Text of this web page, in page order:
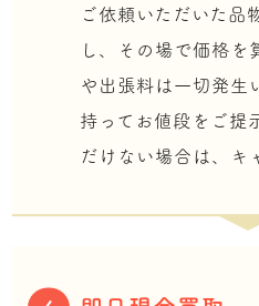
ご依頼いただいた品
し、その場で価格を
や出張料は一切発生
持ってお値段をご提
だけない場合は、キ